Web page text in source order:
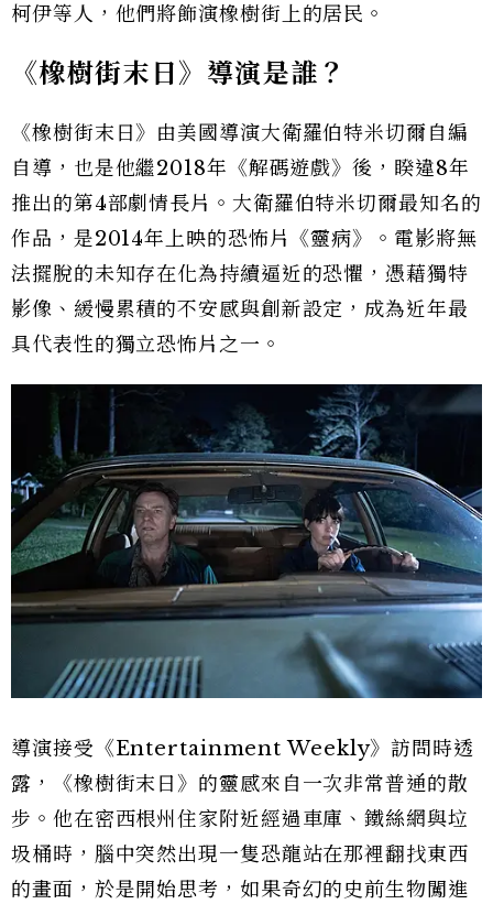
柯伊等人，他們將飾演橡樹街上的居民。
《橡樹街末日》導演是誰？
《橡樹街末日》由美國導演大衛羅伯特米切爾自編
自導，也是他繼2018年《解碼遊戲》後，睽違8年
推出的第4部劇情長片。大衛羅伯特米切爾最知名的
作品，是2014年上映的恐怖片《靈病》。電影將無
法擺脫的未知存在化為持續逼近的恐懼，憑藉獨特
影像、緩慢累積的不安感與創新設定，成為近年最
具代表性的獨立恐怖片之一。
導演接受《Entertainment Weekly》訪問時透
露，《橡樹街末日》的靈感來自一次非常普通的散
步。他在密西根州住家附近經過車庫、鐵絲網與垃
圾桶時，腦中突然出現一隻恐龍站在那裡翻找東西
的畫面，於是開始思考，如果奇幻的史前生物闖進